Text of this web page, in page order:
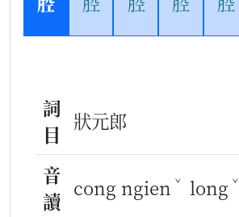
詞
目
狀元郎
音
讀
cong ngien ˇ long ˇ